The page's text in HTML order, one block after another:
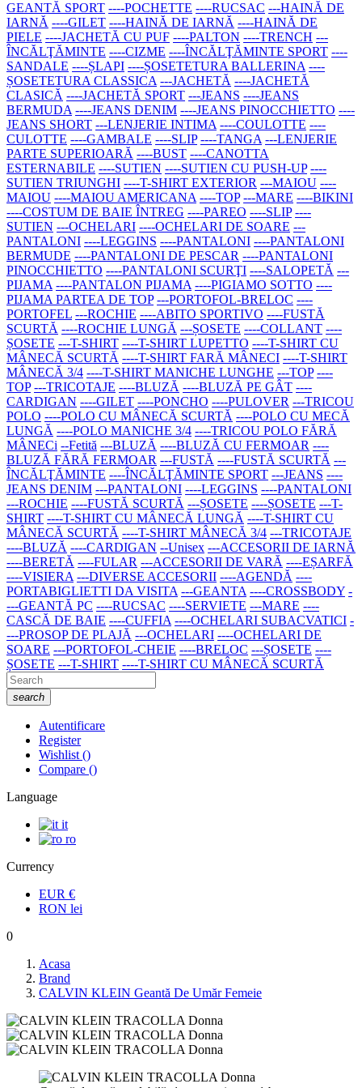
GEANTĂ SPORT ----POCHETTE ----RUCSAC ---HAINĂ DE
IARNĂ ----GILET ----HAINĂ DE IARNĂ ----HAINĂ DE
PIELE ----JACHETĂ CU PUF ----PALTON ----TRENCH ---
ÎNCĂLŢĂMINTE ----CIZME ----ÎNCĂLŢĂMINTE SPORT ----
SANDALE ----ȘLAPI ----ȘOSETETURA BALLERINA ----
ȘOSETETURA CLASSICA ---JACHETĂ ----JACHETĂ
CLASICĂ ----JACHETĂ SPORT ---JEANS ----JEANS
BERMUDA ----JEANS DENIM ----JEANS PINOCCHIETTO ----
JEANS SHORT ---LENJERIE INTIMA ----COULOTTE ----
CULOTTE ----GAMBALE ----SLIP ----TANGA ---LENJERIE
PARTE SUPERIOARĂ ----BUST ----CANOTTA
ESTERNABILE ----SUTIEN ----SUTIEN CU PUSH-UP ----
SUTIEN TRIUNGHI ----T-SHIRT EXTERIOR ---MAIOU ----
MAIOU ----MAIOU AMERICANA ----TOP ---MARE ----BIKINI
----COSTUM DE BAIE ÎNTREG ----PAREO ----SLIP ----
SUTIEN ---OCHELARI ----OCHELARI DE SOARE ---
PANTALONI ----LEGGINS ----PANTALONI ----PANTALONI
BERMUDE ----PANTALONI DE PESCAR ----PANTALONI
PINOCCHIETTO ----PANTALONI SCURŢI ----SALOPETĂ ---
PIJAMA ----PANTALON PIJAMA ----PIGIAMO SOTTO ----
PIJAMA PARTEA DE TOP ---PORTOFOL-BRELOC ----
PORTOFEL ---ROCHIE ----ABITO SPORTIVO ----FUSTĂ
SCURTĂ ----ROCHIE LUNGĂ ---ȘOSETE ----COLLANT ----
ȘOSETE ---T-SHIRT ----T-SHIRT LUPETTO ----T-SHIRT CU
MÂNECĂ SCURTĂ ----T-SHIRT FARĂ MÂNECI ----T-SHIRT
MÂNECĂ 3/4 ----T-SHIRT MANICHE LUNGHE ---TOP ----
TOP ---TRICOTAJE ----BLUZĂ ----BLUZĂ PE GÂT ----
CARDIGAN ----GILET ----PONCHO ----PULOVER ---TRICOU
POLO ----POLO CU MÂNECĂ SCURTĂ ----POLO CU MECĂ
LUNGĂ ----POLO MANICHE 3/4 ----TRICOU POLO FĂRĂ
MÂNECi --Fetită ---BLUZĂ ----BLUZĂ CU FERMOAR ----
BLUZĂ FĂRĂ FERMOAR ---FUSTĂ ----FUSTĂ SCURTĂ ---
ÎNCĂLŢĂMINTE ----ÎNCĂLŢĂMINTE SPORT ---JEANS ----
JEANS DENIM ---PANTALONI ----LEGGINS ----PANTALONI
---ROCHIE ----FUSTĂ SCURTĂ ---ȘOSETE ----ȘOSETE ---T-
SHIRT ----T-SHIRT CU MÂNECĂ LUNGĂ ----T-SHIRT CU
MÂNECĂ SCURTĂ ----T-SHIRT MÂNECĂ 3/4 ---TRICOTAJE
----BLUZĂ ----CARDIGAN --Unisex ---ACCESORII DE IARNĂ
----BERETĂ ----FULAR ---ACCESORII DE VARĂ ----EȘARFĂ
----VISIERA ---DIVERSE ACCESORII ----AGENDĂ ----
PORTABIGLIETTI DA VISITA ---GEANTA ----CROSSBODY -
---GEANTĂ PC ----RUCSAC ----SERVIETE ---MARE ----
CASCĂ DE BAIE ----CUFFIA ----OCHELARI SUBACVATICI -
---PROSOP DE PLAJĂ ---OCHELARI ----OCHELARI DE
SOARE ---PORTOFOL-CHEIE ----BRELOC ---ȘOSETE ----
ȘOSETE ---T-SHIRT ----T-SHIRT CU MÂNECĂ SCURTĂ
search
Autentificare
Register
Wishlist ()
Compare ()
Language
it
ro
Currency
EUR €
RON lei
0
Acasa
Brand
CALVIN KLEIN Geantă De Umăr Femeie